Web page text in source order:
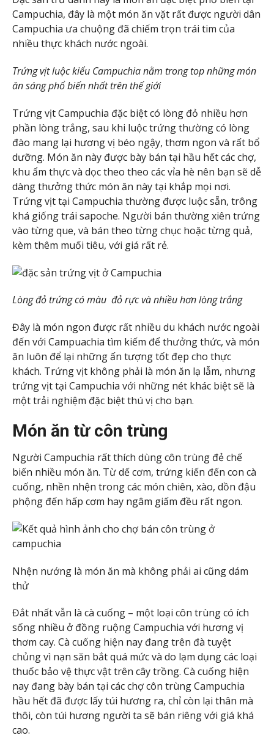
Campuchia, đây là một món ăn vặt rất được người dân
Campuchia ưa chuộng đã chiếm trọn trái tim của
nhiều thực khách nước ngoài.
Trứng vịt luộc kiểu Campuchia nằm trong top những món
ăn sáng phổ biến nhất trên thế giới
Trứng vịt Campuchia đặc biệt có lòng đỏ nhiều hơn
phần lòng trắng, sau khi luộc trứng thường có lòng
đào mang lại hương vị béo ngậy, thơm ngon và rất bổ
dưỡng. Món ăn này được bày bán tại hầu hết các chợ,
khu ẩm thực và dọc theo theo các vỉa hè nên bạn sẽ dễ
dàng thưởng thức món ăn này tại khắp mọi nơi.
Trứng vịt tại Campuchia thường được luộc sẵn, trông
khá giống trái sapoche. Người bán thường xiên trứng
vào từng que, và bán theo từng chục hoặc từng quả,
kèm thêm muối tiêu, với giá rất rẻ.
Lòng đỏ trứng có màu đỏ rực và nhiều hơn lòng trắng
Đây là món ngon được rất nhiều du khách nước ngoài
đến với Campuachia tìm kiếm để thưởng thức, và món
ăn luôn để lại những ấn tượng tốt đẹp cho thực
khách. Trứng vịt không phải là món ăn lạ lẫm, nhưng
trứng vịt tại Campuchia với những nét khác biệt sẽ là
một trải nghiệm đặc biệt thú vị cho bạn.
Món ăn từ côn trùng
Người Campuchia rất thích dùng côn trùng đẻ chế
biến nhiều món ăn. Từ dế cơm, trứng kiến đến con cà
cuống, nhền nhện trong các món chiên, xào, dồn đậu
phộng đến hấp cơm hay ngâm giấm đều rất ngon.
Nhện nướng là món ăn mà không phải ai cũng dám
thử
Đắt nhất vẫn là cà cuống – một loại côn trùng có ích
sống nhiều ở đồng ruộng Campuchia với hương vị
thơm cay. Cà cuống hiện nay đang trên đà tuyệt
chủng vì nạn săn bắt quá mức và do lạm dụng các loại
thuốc bảo vệ thực vật trên cây trồng. Cà cuống hiện
nay đang bày bán tại các chợ côn trùng Campuchia
hầu hết đã được lấy túi hương ra, chỉ còn lại thân mà
thôi, còn túi hương người ta sẽ bán riêng với giá khá
cao.